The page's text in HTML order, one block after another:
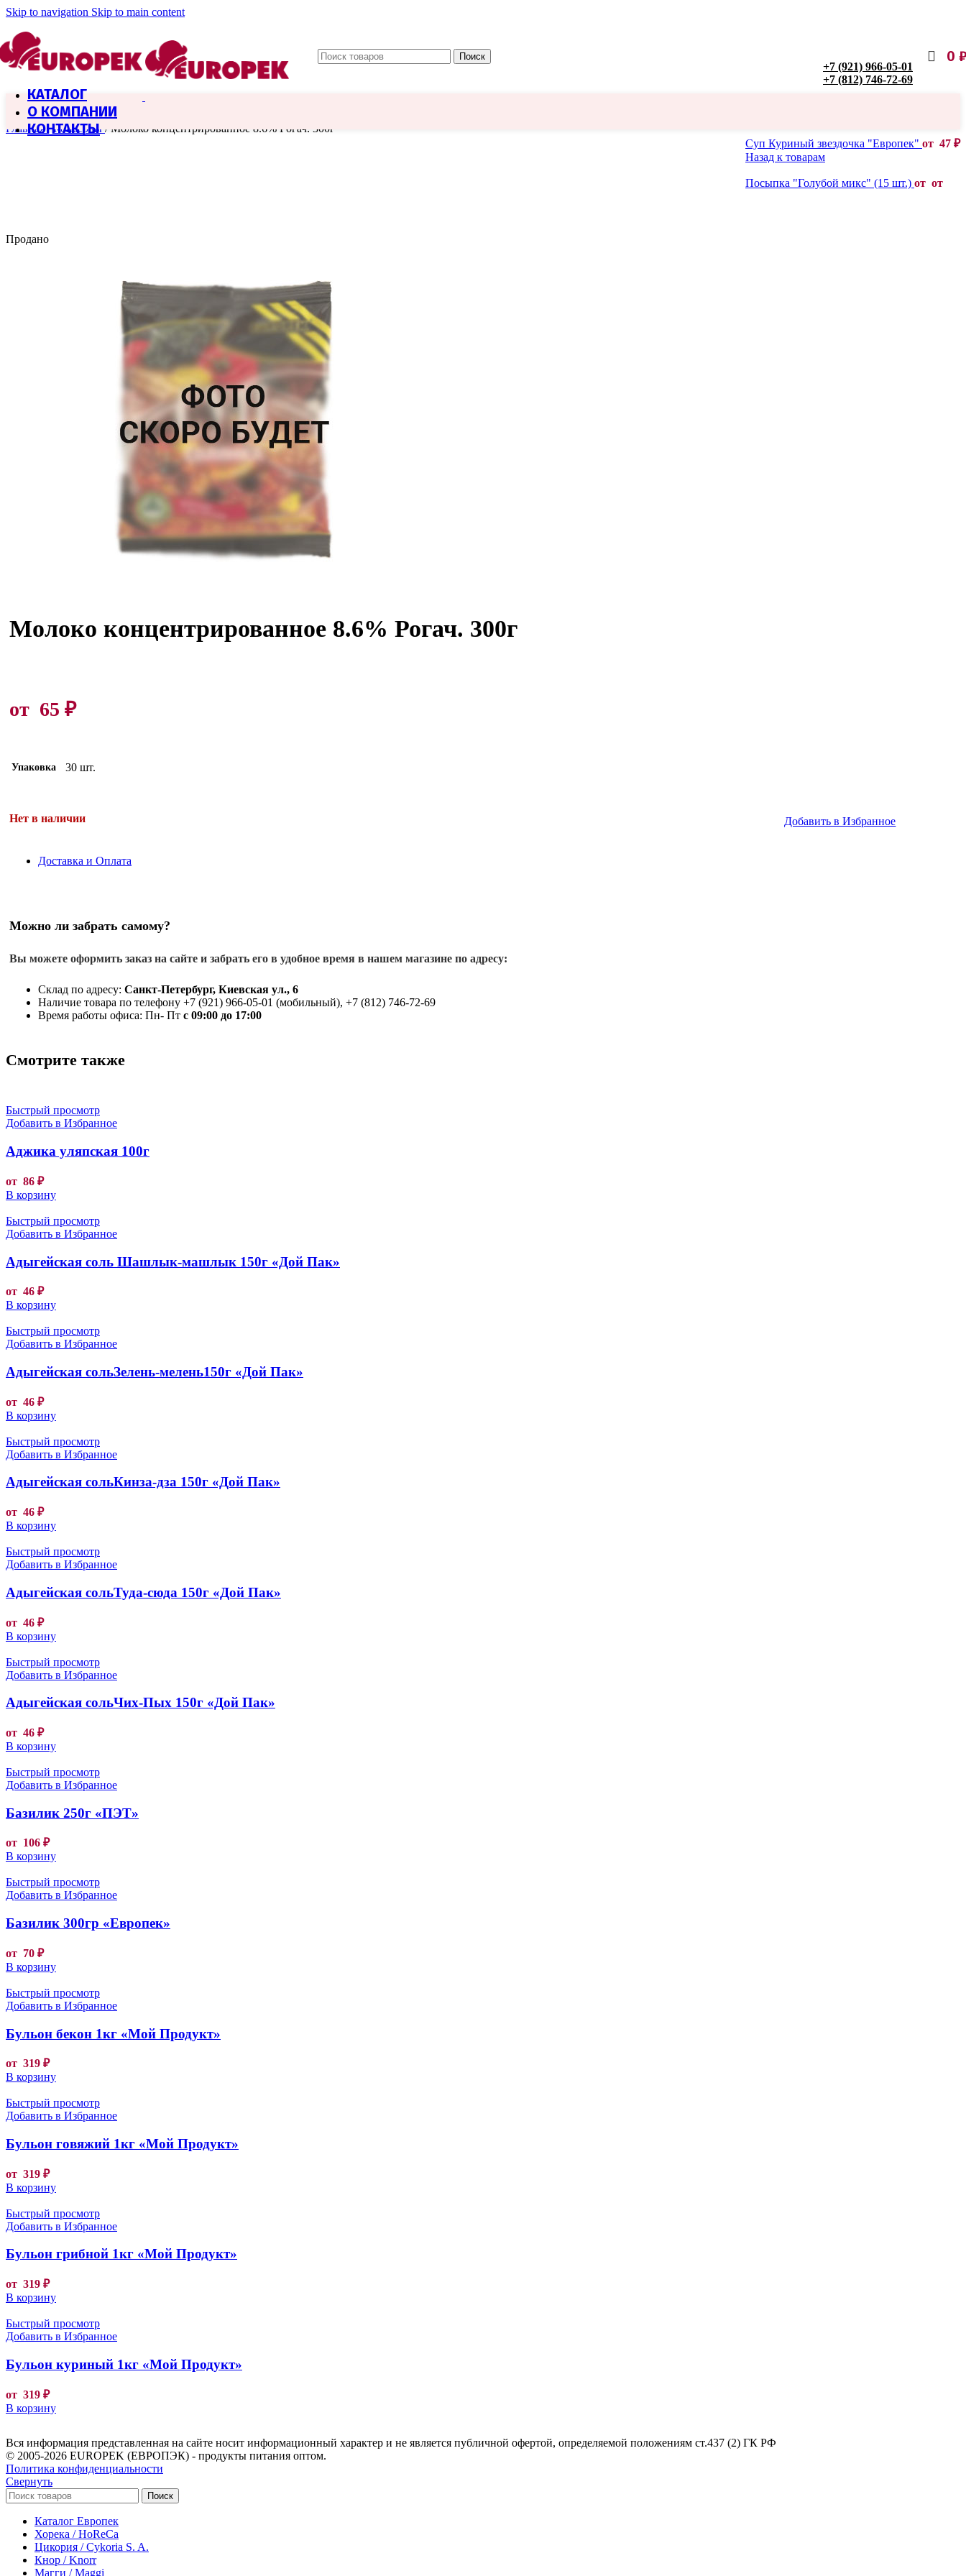
Skip to navigation Skip to main content
Поиск
+7 (921) 966-05-01
+7 (812) 746-72-69
0
КАТАЛОГ
О КОМПАНИИ
КОНТАКТЫ
Главная / Консервы / Молоко концентрированное 8.6% Рогач. 300г
Суп Куриный звездочка "Европек" от 47 ₽
Назад к товарам
Посыпка "Голубой микс" (15 шт.) от от
Продано
Молоко концентрированное 8.6% Рогач. 300г
от 65 ₽
Упаковка 30 шт.
Нет в наличии Добавить в Избранное
Доставка и Оплата
Можно ли забрать самому?
Вы можете оформить заказ на сайте и забрать его в удобное время в нашем магазине по адресу:
Склад по адресу: Санкт-Петербург, Киевская ул., 6
Наличие товара по телефону +7 (921) 966-05-01 (мобильный), +7 (812) 746-72-69
Время работы офиса: Пн- Пт с 09:00 до 17:00
Смотрите также
Быстрый просмотр
Добавить в Избранное
Аджика уляпская 100г
от 86 ₽
В корзину
Быстрый просмотр
Добавить в Избранное
Адыгейская соль Шашлык-машлык 150г «Дой Пак»
от 46 ₽
В корзину
Быстрый просмотр
Добавить в Избранное
Адыгейская сольЗелень-мелень150г «Дой Пак»
от 46 ₽
В корзину
Быстрый просмотр
Добавить в Избранное
Адыгейская сольКинза-дза 150г «Дой Пак»
от 46 ₽
В корзину
Быстрый просмотр
Добавить в Избранное
Адыгейская сольТуда-сюда 150г «Дой Пак»
от 46 ₽
В корзину
Быстрый просмотр
Добавить в Избранное
Адыгейская сольЧих-Пых 150г «Дой Пак»
от 46 ₽
В корзину
Быстрый просмотр
Добавить в Избранное
Базилик 250г «ПЭТ»
от 106 ₽
В корзину
Быстрый просмотр
Добавить в Избранное
Базилик 300гр «Европек»
от 70 ₽
В корзину
Быстрый просмотр
Добавить в Избранное
Бульон бекон 1кг «Мой Продукт»
от 319 ₽
В корзину
Быстрый просмотр
Добавить в Избранное
Бульон говяжий 1кг «Мой Продукт»
от 319 ₽
В корзину
Быстрый просмотр
Добавить в Избранное
Бульон грибной 1кг «Мой Продукт»
от 319 ₽
В корзину
Быстрый просмотр
Добавить в Избранное
Бульон куриный 1кг «Мой Продукт»
от 319 ₽
В корзину
Вся информация представленная на сайте носит информационный характер и не является публичной офертой, определяемой положениям ст.437 (2) ГК РФ
© 2005-2026 EUROPEK (ЕВРОПЭК) - продукты питания оптом.
Политика конфиденциальности
Свернуть
Поиск
Каталог Европек
Хорека / HoReCa
Цикория / Cykoria S. A.
Кнор / Knorr
Магги / Maggi